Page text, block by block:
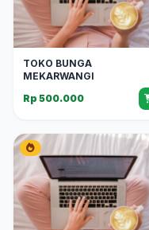
TOKO BUNGA
MEKARWANGI
Rp 500.000